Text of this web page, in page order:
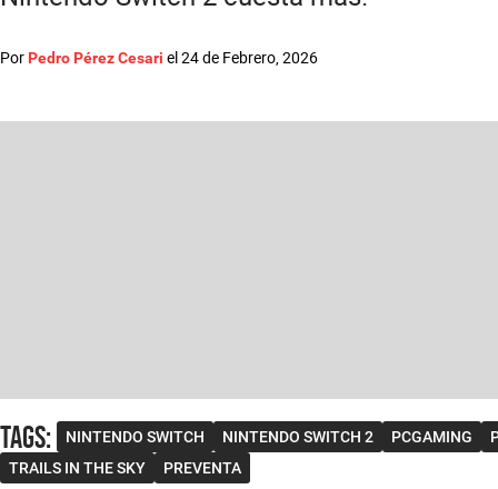
Por Pedro Pérez Cesari el24 de Febrero, 2026
Tags: NINTENDO SWITCH NINTENDO SWITCH 2 PCGAMING
TRAILS IN THE SKY
PREVENTA